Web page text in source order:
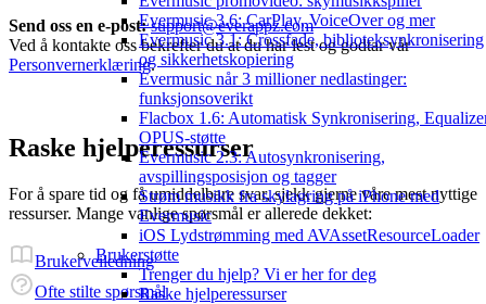
Evermusic 3.6: CarPlay, VoiceOver og mer
Evermusic 3.1: Crossfade, biblioteksynkronisering
og sikkerhetskopiering
Evermusic når 3 millioner nedlastinger:
funksjonsoverikt
Flacbox 1.6: Automatisk Synkronisering,
OPUS-støtte
Evermusic 2.3: Autosynkronisering,
avspillingsposisjon og tagger
Strøm musikk fra skylagring på iPhone med
Evermusic
iOS Lydstrømming med AVAssetResourceLoader
Brukerstøtte
Trenger du hjelp? Vi er her for deg
Raske hjelperessurser
Send oss en e-post: support@everappz.com
Ved å kontakte oss bekrefter du at du har lest og godtar vår
Personvernerklæring.
Raske hjelperessurser
For å spare tid og få umiddelbare svar, sjekk gjerne våre mest nyttige
ressurser. Mange vanlige spørsmål er allerede dekket:
Brukerveiledning
Ofte stilte spørsmål